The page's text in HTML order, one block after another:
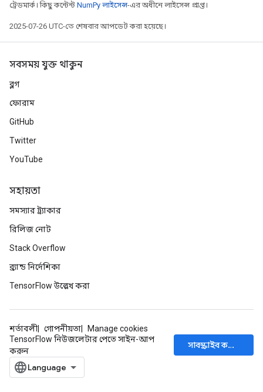
ট্রেডমার্ক। কিছু কন্টেন্ট NumPy লাইসেন্স-এর অধীনে লাইসেন্স প্রাপ্ত।
2025-07-26 UTC-তে শেষবার আপডেট করা হয়েছে।
সবসময় যুক্ত থাকুন
ব্লগ
ফোরাম
GitHub
Twitter
YouTube
সহায়তা
সমস্যার ট্র্যাকার
রিলিজ নোট
Stack Overflow
ব্র্যান্ড নির্দেশিকা
TensorFlow উল্লেখ করা
শর্তাবলী গোপনীয়তা
Manage cookies
TensorFlow নিউজলেটার পেতে সাইন-আপ
করুন
সাবস্ক্রাইব করুন